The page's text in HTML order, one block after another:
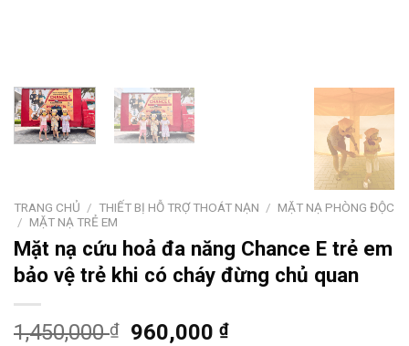
TRANG CHỦ / THIẾT BỊ HỖ TRỢ THOÁT NẠN / MẶT NẠ PHÒNG ĐỘC
/ MẶT NẠ TRẺ EM
Mặt nạ cứu hoả đa năng Chance E trẻ em
bảo vệ trẻ khi có cháy đừng chủ quan
1,450,000₫
Giá
960,000₫Giá